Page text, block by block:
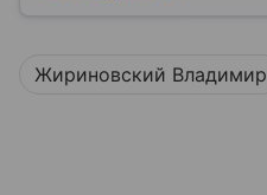
Жириновский Владимир